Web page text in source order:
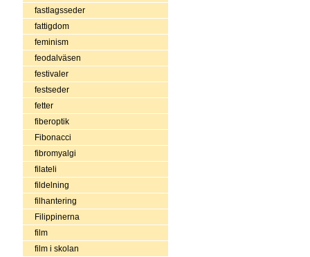
fastlagsseder
fattigdom
feminism
feodalväsen
festivaler
festseder
fetter
fiberoptik
Fibonacci
fibromyalgi
filateli
fildelning
filhantering
Filippinerna
film
film i skolan